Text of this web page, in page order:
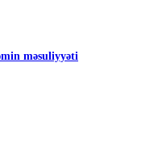
məsuliyyəti